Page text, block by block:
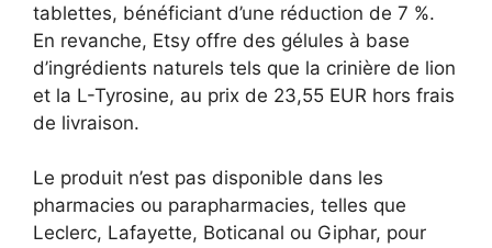
tablettes, bénéficiant d’une réduction de 7 %.
En revanche, Etsy offre des gélules à base
d’ingrédients naturels tels que la crinière de lion
et la L-Tyrosine, au prix de 23,55 EUR hors frais
de livraison.
Le produit n’est pas disponible dans les
pharmacies ou parapharmacies, telles que
Leclerc, Lafayette, Boticanal ou Giphar, pour